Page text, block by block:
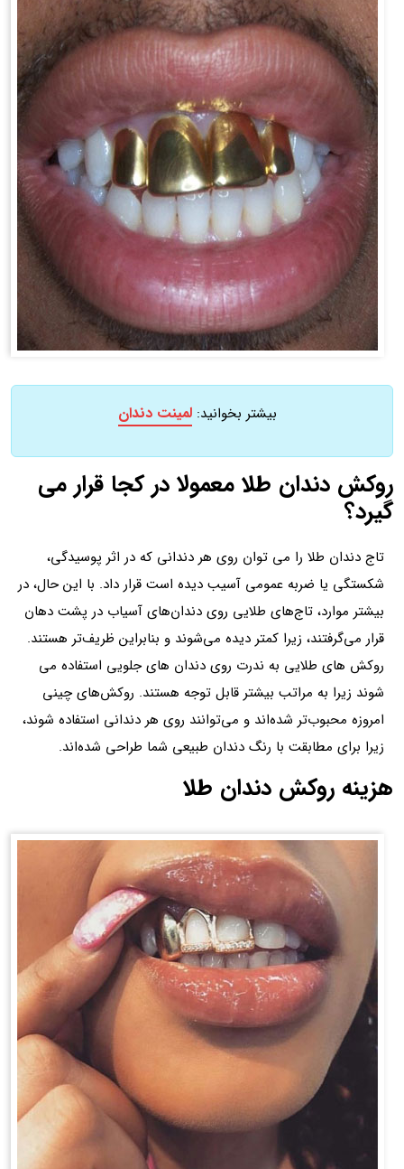
بیشتر بخوانید: لمینت دندان
روکش دندان طلا معمولا در کجا قرار می
گیرد؟
تاج دندان طلا را می توان روی هر دندانی که در اثر پوسیدگی،
شکستگی یا ضربه عمومی آسیب دیده است قرار داد. با این حال، در
بیشتر موارد، تاج‌های طلایی روی دندان‌های آسیاب در پشت دهان
قرار می‌گرفتند، زیرا کمتر دیده می‌شوند و بنابراین ظریف‌تر هستند.
روکش های طلایی به ندرت روی دندان های جلویی استفاده می
شوند زیرا به مراتب بیشتر قابل توجه هستند. روکش‌های چینی
امروزه محبوب‌تر شده‌اند و می‌توانند روی هر دندانی استفاده شوند،
زیرا برای مطابقت با رنگ دندان طبیعی شما طراحی شده‌اند.
هزینه روکش دندان طلا